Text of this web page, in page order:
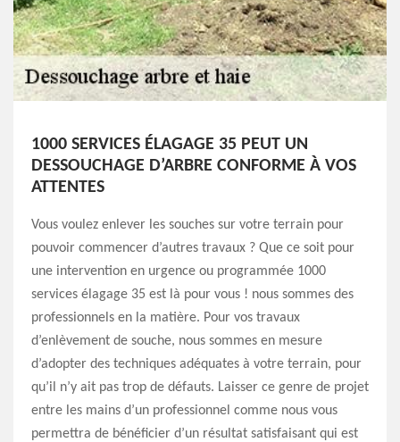
1000 SERVICES ÉLAGAGE 35 PEUT UN
DESSOUCHAGE D’ARBRE CONFORME À VOS
ATTENTES
Vous voulez enlever les souches sur votre terrain pour
pouvoir commencer d’autres travaux ? Que ce soit pour
une intervention en urgence ou programmée 1000
services élagage 35 est là pour vous ! nous sommes des
professionnels en la matière. Pour vos travaux
d’enlèvement de souche, nous sommes en mesure
d’adopter des techniques adéquates à votre terrain, pour
qu’il n’y ait pas trop de défauts. Laisser ce genre de projet
entre les mains d’un professionnel comme nous vous
permettra de bénéficier d’un résultat satisfaisant qui est